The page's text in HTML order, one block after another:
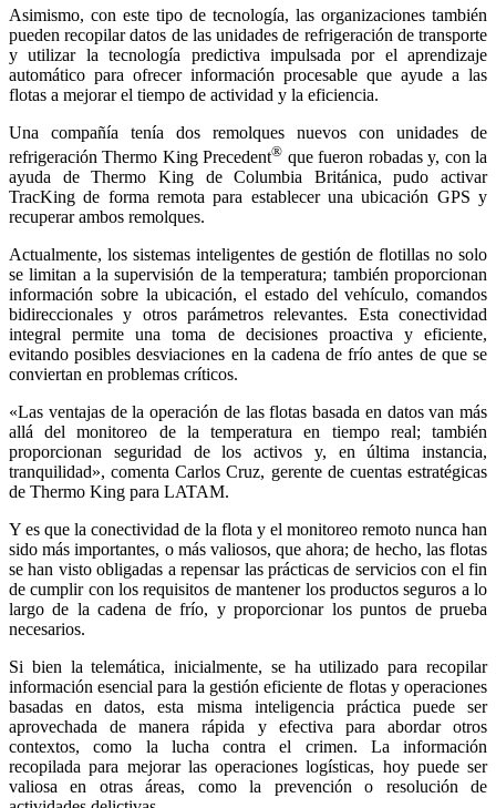
Asimismo, con este tipo de tecnología, las organizaciones también
pueden recopilar datos de las unidades de refrigeración de transporte
y utilizar la tecnología predictiva impulsada por el aprendizaje
automático para ofrecer información procesable que ayude a las
flotas a mejorar el tiempo de actividad y la eficiencia.
Una compañía tenía dos remolques nuevos con unidades de
refrigeración Thermo King Precedent® que fueron robadas y, con la
ayuda de Thermo King de Columbia Británica, pudo activar
TracKing de forma remota para establecer una ubicación GPS y
recuperar ambos remolques.
Actualmente, los sistemas inteligentes de gestión de flotillas no solo
se limitan a la supervisión de la temperatura; también proporcionan
información sobre la ubicación, el estado del vehículo, comandos
bidireccionales y otros parámetros relevantes. Esta conectividad
integral permite una toma de decisiones proactiva y eficiente,
evitando posibles desviaciones en la cadena de frío antes de que se
conviertan en problemas críticos.
«Las ventajas de la operación de las flotas basada en datos van más
allá del monitoreo de la temperatura en tiempo real; también
proporcionan seguridad de los activos y, en última instancia,
tranquilidad», comenta Carlos Cruz, gerente de cuentas estratégicas
de Thermo King para LATAM.
Y es que la conectividad de la flota y el monitoreo remoto nunca han
sido más importantes, o más valiosos, que ahora; de hecho, las flotas
se han visto obligadas a repensar las prácticas de servicios con el fin
de cumplir con los requisitos de mantener los productos seguros a lo
largo de la cadena de frío, y proporcionar los puntos de prueba
necesarios.
Si bien la telemática, inicialmente, se ha utilizado para recopilar
información esencial para la gestión eficiente de flotas y operaciones
basadas en datos, esta misma inteligencia práctica puede ser
aprovechada de manera rápida y efectiva para abordar otros
contextos, como la lucha contra el crimen. La información
recopilada para mejorar las operaciones logísticas, hoy puede ser
valiosa en otras áreas, como la prevención o resolución de